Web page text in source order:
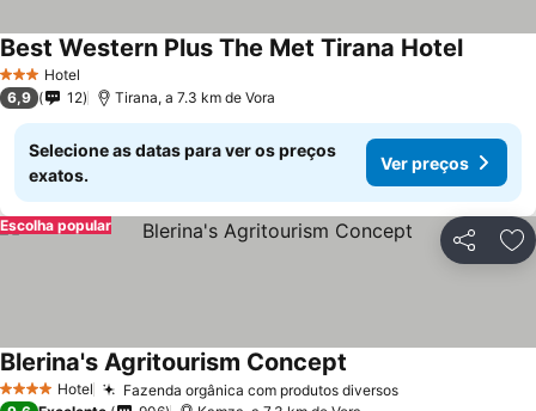
3 EstrelasHotel
Best Western Plus The Met Tirana Hotel
6,9 12 Tirana, a 7.3 km de Vora
Selecione as datas para ver os preços
exatos.
Ver preços
Partilhar
Escolha popular
4 EstrelasHotel Fazenda orgânica com produtos diversos
Blerina's Agritourism Concept